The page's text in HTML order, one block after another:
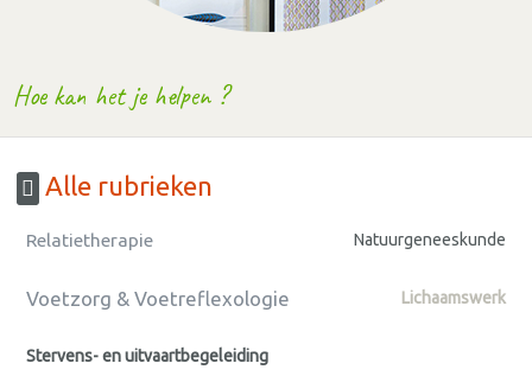
Hoe kan het je helpen ?
Alle rubrieken
Relatietherapie Natuurgeneeskunde
Voetzorg & Voetreflexologie Lichaamswerk
Stervens- en uitvaartbegeleiding